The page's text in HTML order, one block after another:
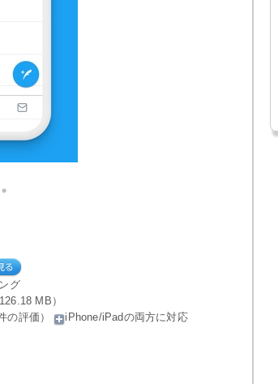
グ
MB）
の評価） iPhone/iPadの両方に対応